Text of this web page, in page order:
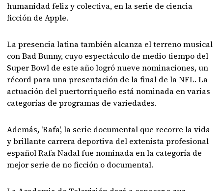
humanidad feliz y colectiva, en la serie de ciencia
ficción de Apple.
La presencia latina también alcanza el terreno musical
con Bad Bunny, cuyo espectáculo de medio tiempo del
Super Bowl de este año logró nueve nominaciones, un
récord para una presentación de la final de la NFL. La
actuación del puertorriqueño está nominada en varias
categorías de programas de variedades.
Además, 'Rafa', la serie documental que recorre la vida
y brillante carrera deportiva del extenista profesional
español Rafa Nadal fue nominada en la categoría de
mejor serie de no ficción o documental.